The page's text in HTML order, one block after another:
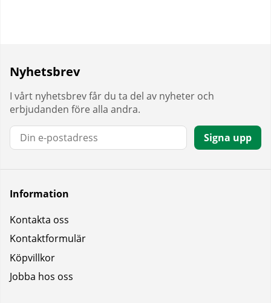
Nyhetsbrev
I vårt nyhetsbrev får du ta del av nyheter och
erbjudanden före alla andra.
E-post:
Signa upp
Information
Kontakta oss
Kontaktformulär
Köpvillkor
Jobba hos oss